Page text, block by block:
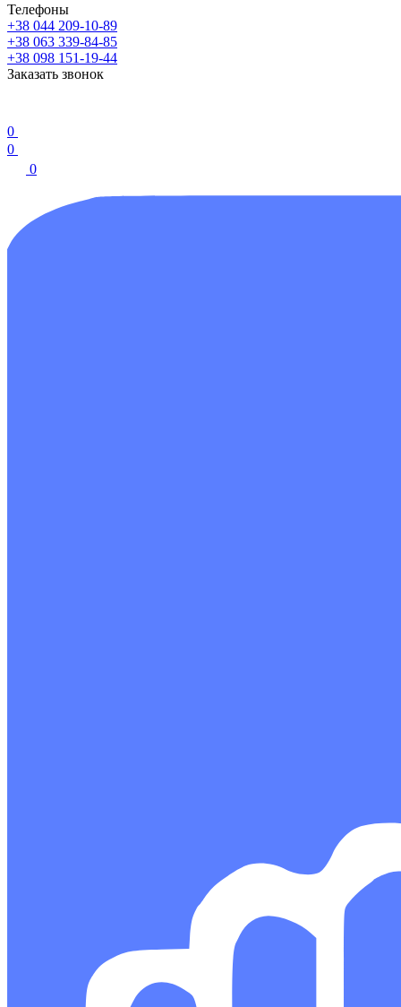
Телефоны
+38 044 209-10-89
+38 063 339-84-85
+38 098 151-19-44
Заказать звонок
0
0
0